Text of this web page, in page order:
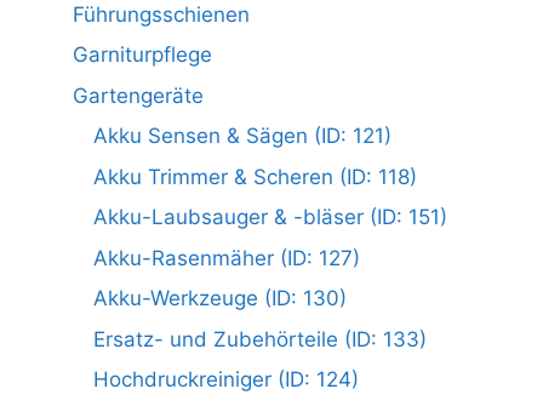
Führungsschienen
Garniturpflege
Gartengeräte
Akku Sensen & Sägen (ID: 121)
Akku Trimmer & Scheren (ID: 118)
Akku-Laubsauger & -bläser (ID: 151)
Akku-Rasenmäher (ID: 127)
Akku-Werkzeuge (ID: 130)
Ersatz- und Zubehörteile (ID: 133)
Hochdruckreiniger (ID: 124)